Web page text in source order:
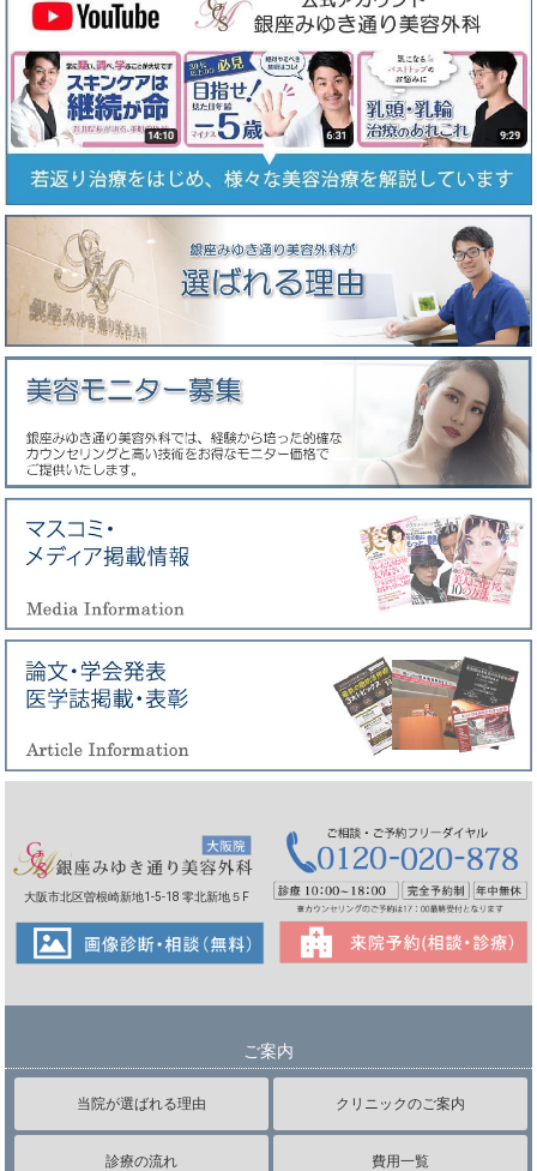
大阪市北区曽根崎新地1-5-18 零北新地５F
ご案内
当院が選ばれる理由 クリニックのご案内
診療の流れ 費用一覧